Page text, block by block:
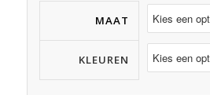
MAAT
KLEUREN